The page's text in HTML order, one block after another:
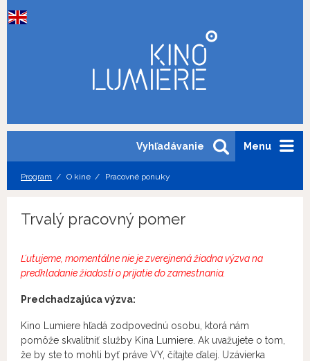
Menu
Vyhľadávanie
Program O kine Pracovné ponuky
Trvalý pracovný pomer
Ľutujeme, momentálne nie je zverejnená žiadna výzva na
predkladanie žiadostí o prijatie do zamestnania.
Predchadzajúca výzva:
Kino Lumiere hľadá zodpovednú osobu, ktorá nám
pomôže skvalitniť služby Kina Lumiere. Ak uvažujete o tom,
že by ste to mohli byť práve VY, čítajte ďalej. Uzávierka